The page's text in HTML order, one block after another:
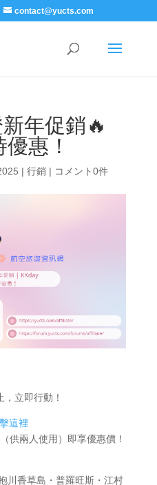
contact@yucts.com
年促銷🔥
惠！
| 行銷| コメント0件
立即行動！
這裡
供兩人使用）即享優惠價！
川香草島・普羅旺斯・江村